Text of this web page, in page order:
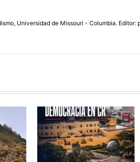
Universidad de Missouri - Columbia. Editor: